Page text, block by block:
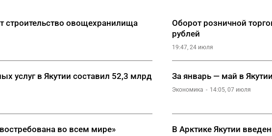
строительство овощехранилища
Оборот розничной
рублей
19:47, 24 июля
услуг в Якутии составил 52,3 млрд
За январь — май в
Экономика 14:05, 07 июля
во всем мире» В Арктике Якутии